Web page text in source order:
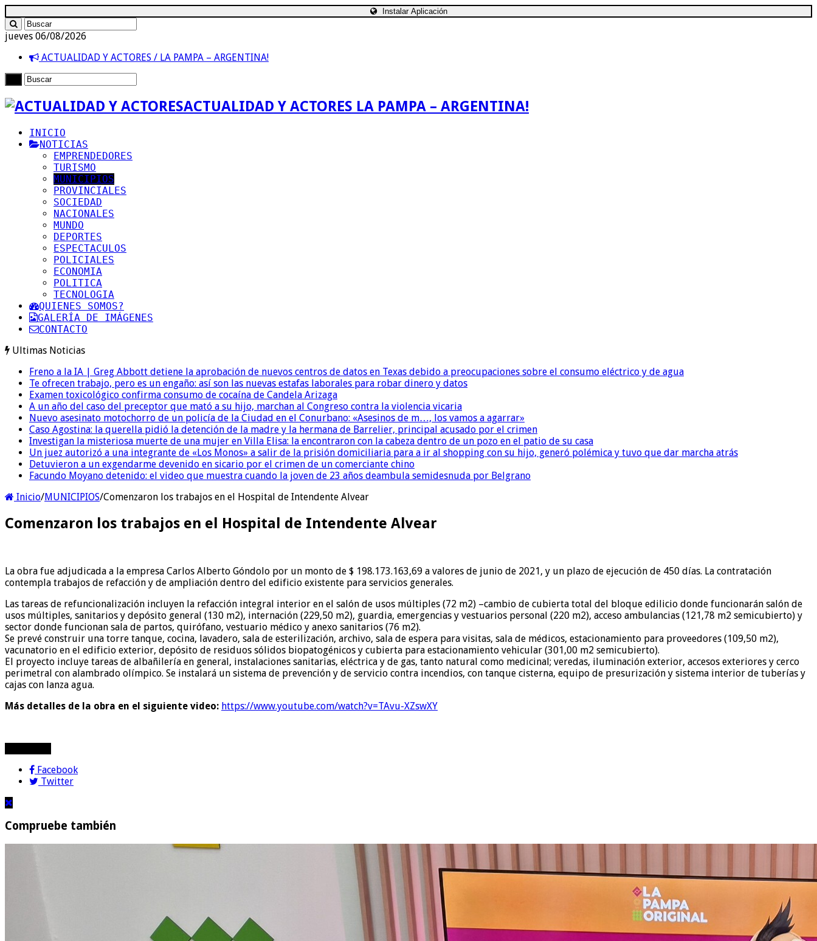
Instalar Aplicación
jueves 06/08/2026
ACTUALIDAD Y ACTORES / LA PAMPA – ARGENTINA!
ACTUALIDAD Y ACTORES LA PAMPA – ARGENTINA!
INICIO
NOTICIAS
EMPRENDEDORES
TURISMO
MUNICIPIOS
PROVINCIALES
SOCIEDAD
NACIONALES
MUNDO
DEPORTES
ESPECTACULOS
POLICIALES
ECONOMIA
POLITICA
TECNOLOGIA
QUIENES SOMOS?
GALERÍA DE IMÁGENES
CONTACTO
Ultimas Noticias
Freno a la IA | Greg Abbott detiene la aprobación de nuevos centros de datos en Texas debido a preocupaciones sobre el consumo eléctrico y de agua
Te ofrecen trabajo, pero es un engaño: así son las nuevas estafas laborales para robar dinero y datos
Examen toxicológico confirma consumo de cocaína de Candela Arizaga
A un año del caso del preceptor que mató a su hijo, marchan al Congreso contra la violencia vicaria
Nuevo asesinato motochorro de un policía de la Ciudad en el Conurbano: «Asesinos de m…, los vamos a agarrar»
Caso Agostina: la querella pidió la detención de la madre y la hermana de Barrelier, principal acusado por el crimen
Investigan la misteriosa muerte de una mujer en Villa Elisa: la encontraron con la cabeza dentro de un pozo en el patio de su casa
Un juez autorizó a una integrante de «Los Monos» a salir de la prisión domiciliaria para a ir al shopping con su hijo, generó polémica y tuvo que dar marcha atrás
Detuvieron a un exgendarme devenido en sicario por el crimen de un comerciante chino
Facundo Moyano detenido: el video que muestra cuando la joven de 23 años deambula semidesnuda por Belgrano
Inicio/MUNICIPIOS/Comenzaron los trabajos en el Hospital de Intendente Alvear
Comenzaron los trabajos en el Hospital de Intendente Alvear
La obra fue adjudicada a la empresa Carlos Alberto Góndolo por un monto de $ 198.173.163,69 a valores de junio de 2021, y un plazo de ejecución de 450 días. La contratación
contempla trabajos de refacción y de ampliación dentro del edificio existente para servicios generales.
Las tareas de refuncionalización incluyen la refacción integral interior en el salón de usos múltiples (72 m2) –cambio de cubierta total del bloque edilicio donde funcionarán salón de
usos múltiples, sanitarios y depósito general (130 m2), internación (229,50 m2), guardia, emergencias y vestuarios personal (220 m2), acceso ambulancias (121,78 m2 semicubierto) y
sector donde funcionan sala de partos, quirófano, vestuario médico y anexo sanitarios (76 m2).
Se prevé construir una torre tanque, cocina, lavadero, sala de esterilización, archivo, sala de espera para visitas, sala de médicos, estacionamiento para proveedores (109,50 m2),
vacunatorio en el edificio exterior, depósito de residuos sólidos biopatogénicos y cubierta para estacionamiento vehicular (301,00 m2 semicubierto).
El proyecto incluye tareas de albañilería en general, instalaciones sanitarias, eléctrica y de gas, tanto natural como medicinal; veredas, iluminación exterior, accesos exteriores y cerco
perimetral con alambrado olímpico. Se instalará un sistema de prevención y de servicio contra incendios, con tanque cisterna, equipo de presurización y sistema interior de tuberías y
cajas con lanza agua.
Más detalles de la obra en el siguiente video: https://www.youtube.com/watch?v=TAvu-XZswXY
Facebook
Twitter
Compruebe también